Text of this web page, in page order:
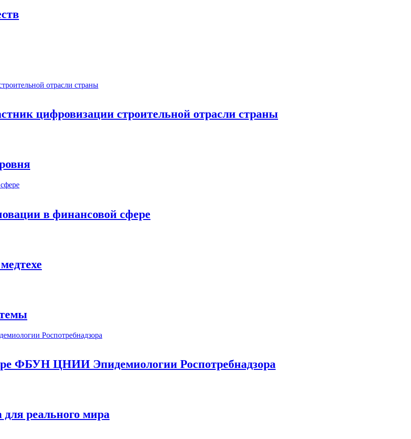
цифровизации строительной отрасли страны
в финансовой сфере
ФБУН ЦНИИ Эпидемиологии Роспотребнадзора
для реального мира